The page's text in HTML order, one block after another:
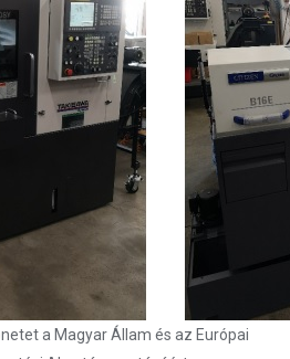
a Magyar Állam és az Európai